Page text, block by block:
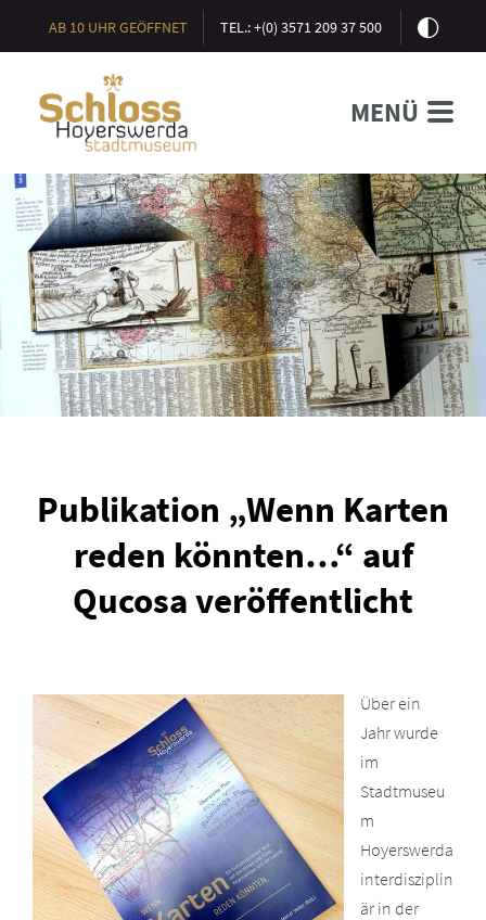
AB 10 UHR GEÖFFNET TEL.: +(0) 3571 209 37 500
MENÜ
Publikation „Wenn Karten
reden könnten…“ auf
Qucosa veröffentlicht
Über ein
Jahr wurde
im
Stadtmuseu
m
Hoyerswerda
interdisziplin
är in der